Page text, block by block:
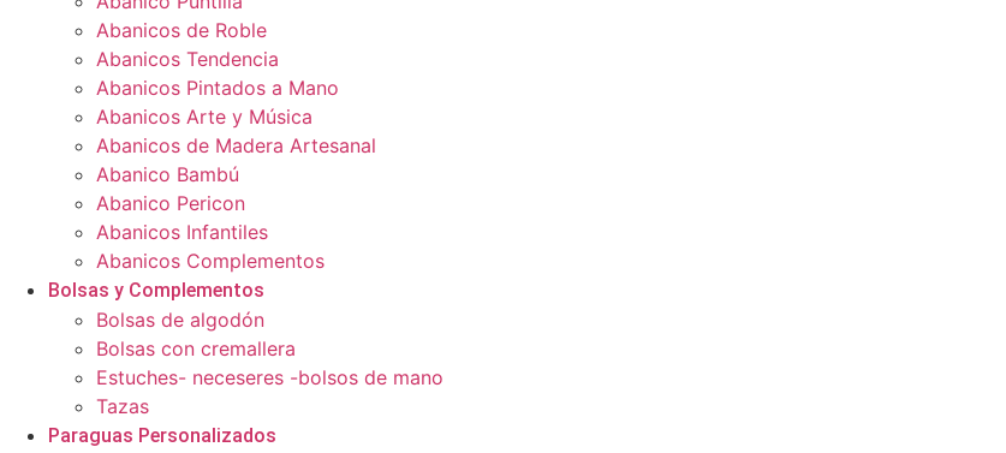
Abanicos de Roble
Abanicos Tendencia
Abanicos Pintados a Mano
Abanicos Arte y Música
Abanicos de Madera Artesanal
Abanico Bambú
Abanico Pericon
Abanicos Infantiles
Abanicos Complementos
Bolsas y Complementos
Bolsas de algodón
Bolsas con cremallera
Estuches- neceseres -bolsos de mano
Tazas
Paraguas Personalizados